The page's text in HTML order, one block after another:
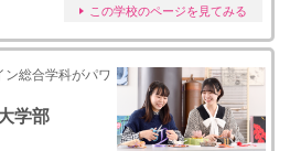
この学校のページを見てみる
総合学科がパワ
学部